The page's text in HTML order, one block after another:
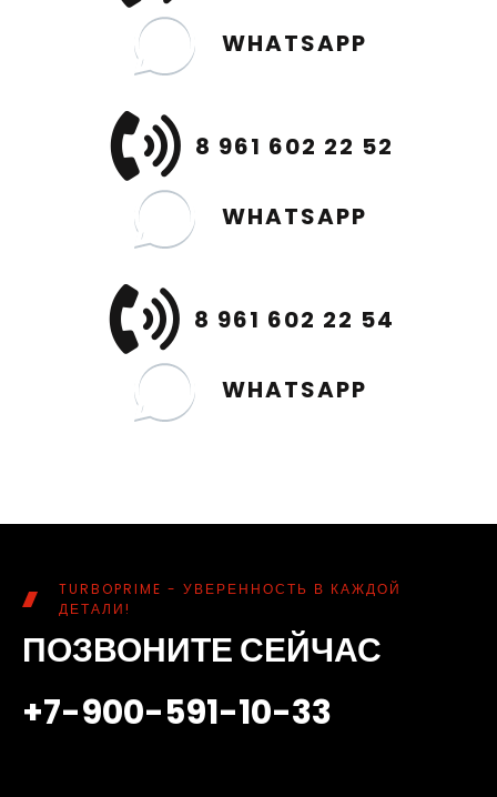
WHATSAPP
8 961 602 22 52
WHATSAPP
8 961 602 22 54
WHATSAPP
TURBOPRIME - УВЕРЕННОСТЬ В КАЖДОЙ
ДЕТАЛИ!
ПОЗВОНИТЕ СЕЙЧАС
+7-900-591-10-33